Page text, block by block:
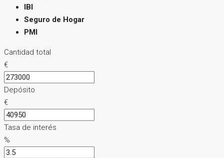
IBI
Seguro de Hogar
PMI
Cantidad total
€
Depósito
€
Tasa de interés
%